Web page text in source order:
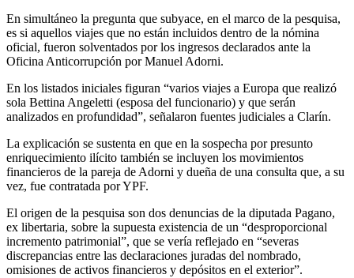
En simultáneo la pregunta que subyace, en el marco de la pesquisa,
es si aquellos viajes que no están incluidos dentro de la nómina
oficial, fueron solventados por los ingresos declarados ante la
Oficina Anticorrupción por Manuel Adorni.
En los listados iniciales figuran “varios viajes a Europa que realizó
sola Bettina Angeletti (esposa del funcionario) y que serán
analizados en profundidad”, señalaron fuentes judiciales a Clarín.
La explicación se sustenta en que en la sospecha por presunto
enriquecimiento ilícito también se incluyen los movimientos
financieros de la pareja de Adorni y dueña de una consulta que, a su
vez, fue contratada por YPF.
El origen de la pesquisa son dos denuncias de la diputada Pagano,
ex libertaria, sobre la supuesta existencia de un “desproporcional
incremento patrimonial”, que se vería reflejado en “severas
discrepancias entre las declaraciones juradas del nombrado,
omisiones de activos financieros y depósitos en el exterior”.